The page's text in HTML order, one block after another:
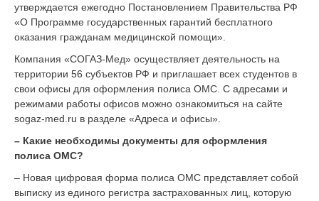
утверждается ежегодно Постановлением Правительства РФ
«О Программе государственных гарантий бесплатного
оказания гражданам медицинской помощи».
Компания «СОГАЗ-Мед» осуществляет деятельность на
территории 56 субъектов РФ и приглашает всех студентов в
свои офисы для оформления полиса ОМС. С адресами и
режимами работы офисов можно ознакомиться на сайте
sogaz-med.ru в разделе «Адреса и офисы».
– Какие необходимы документы для оформления
полиса ОМС?
– Новая цифровая форма полиса ОМС представляет собой
выписку из единого регистра застрахованных лиц, которую